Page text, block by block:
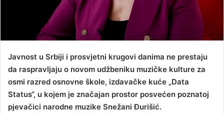
Javnost u Srbiji i prosvjetni krugovi danima ne prestaju
da raspravljaju o novom udžbeniku muzičke kulture za
osmi razred osnovne škole, izdavačke kuće „Data
Status“, u kojem je značajan prostor posvećen poznatoj
pjevačici narodne muzike Snežani Đurišić.